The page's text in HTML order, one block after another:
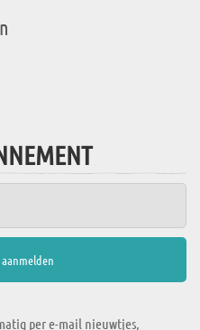
per e-mail nieuwtjes,